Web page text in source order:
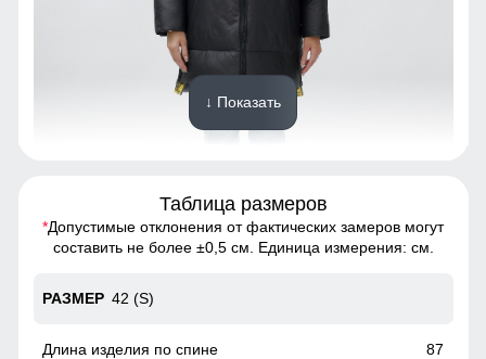
Сочетание деталей и уникального дизайна делает эту
куртку не только практичным и стильным решением для
↓ Показать
Таблица размеров
*Допустимые отклонения от фактических замеров могут
составить не более ±0,5 см. Единица измерения: см.
42 (S)
87